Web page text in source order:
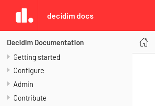
decidim docs
Decidim Documentation
Getting started
Configure
Admin
Contribute